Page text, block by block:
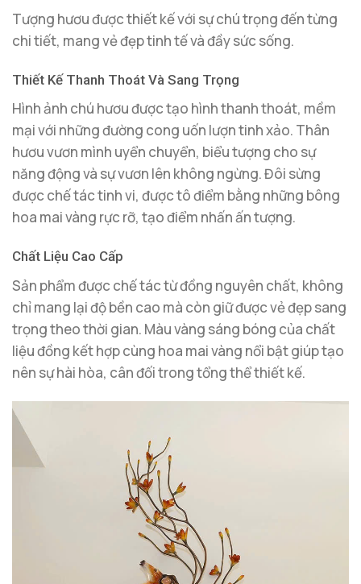
Tượng hươu được thiết kế với sự chú trọng đến từng
chi tiết, mang vẻ đẹp tinh tế và đầy sức sống.
Thiết Kế Thanh Thoát Và Sang Trọng
Hình ảnh chú hươu được tạo hình thanh thoát, mềm
mại với những đường cong uốn lượn tinh xảo. Thân
hươu vươn mình uyển chuyển, biểu tượng cho sự
năng động và sự vươn lên không ngừng. Đôi sừng
được chế tác tinh vi, được tô điểm bằng những bông
hoa mai vàng rực rỡ, tạo điểm nhấn ấn tượng.
Chất Liệu Cao Cấp
Sản phẩm được chế tác từ đồng nguyên chất, không
chỉ mang lại độ bền cao mà còn giữ được vẻ đẹp sang
trọng theo thời gian. Màu vàng sáng bóng của chất
liệu đồng kết hợp cùng hoa mai vàng nổi bật giúp tạo
nên sự hài hòa, cân đối trong tổng thể thiết kế.